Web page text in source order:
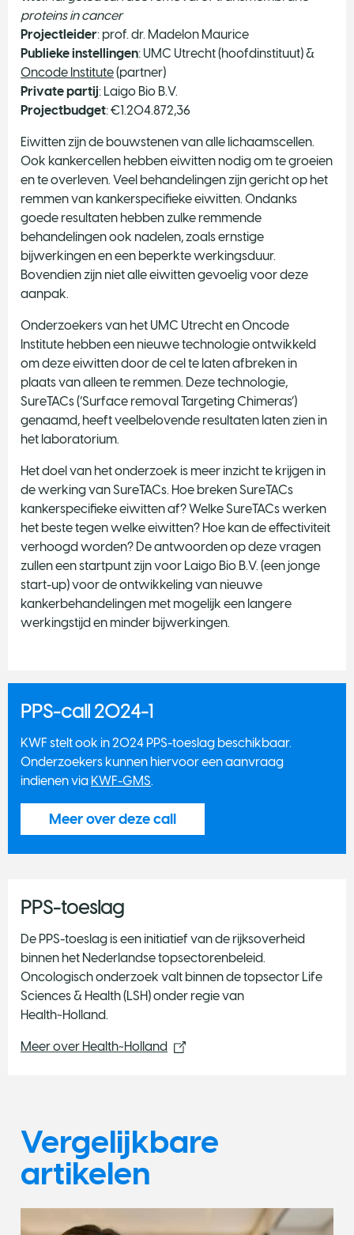
proteins in cancer
Projectleider: prof. dr. Madelon Maurice
Publieke instellingen: UMC Utrecht (hoofdinstituut) &
Oncode Institute(partner)
Private partij: Laigo Bio B.V.
Projectbudget: €1.204.872,36
Eiwitten zijn de bouwstenen van alle lichaamscellen.
Ook kankercellen hebben eiwitten nodig om te groeien
en te overleven. Veel behandelingen zijn gericht op het
remmen van kankerspecifieke eiwitten. Ondanks
goede resultaten hebben zulke remmende
behandelingen ook nadelen, zoals ernstige
bijwerkingen en een beperkte werkingsduur.
Bovendien zijn niet alle eiwitten gevoelig voor deze
aanpak.
Onderzoekers van het UMC Utrecht en Oncode
Institute hebben een nieuwe technologie ontwikkeld
om deze eiwitten door de cel te laten afbreken in
plaats van alleen te remmen. Deze technologie,
SureTACs (‘Surface removal Targeting Chimeras’)
genaamd, heeft veelbelovende resultaten laten zien in
het laboratorium.
Het doel van het onderzoek is meer inzicht te krijgen in
de werking van SureTACs. Hoe breken SureTACs
kankerspecifieke eiwitten af? Welke SureTACs werken
het beste tegen welke eiwitten? Hoe kan de effectiviteit
verhoogd worden? De antwoorden op deze vragen
zullen een startpunt zijn voor Laigo Bio B.V. (een jonge
start-up) voor de ontwikkeling van nieuwe
kankerbehandelingen met mogelijk een langere
werkingstijd en minder bijwerkingen.
PPS-call 2024-1
KWF stelt ook in 2024 PPS-toeslag beschikbaar.
Onderzoekers kunnen hiervoor een aanvraag
indienen via KWF-GMS.
Meer over deze call
PPS-toeslag
De PPS-toeslag is een initiatief van de rijksoverheid
binnen het Nederlandse topsectorenbeleid.
Oncologisch onderzoek valt binnen de topsector Life
Sciences & Health (LSH) onder regie van
Health~Holland.
Meer over Health~Holland
Vergelijkbare
artikelen